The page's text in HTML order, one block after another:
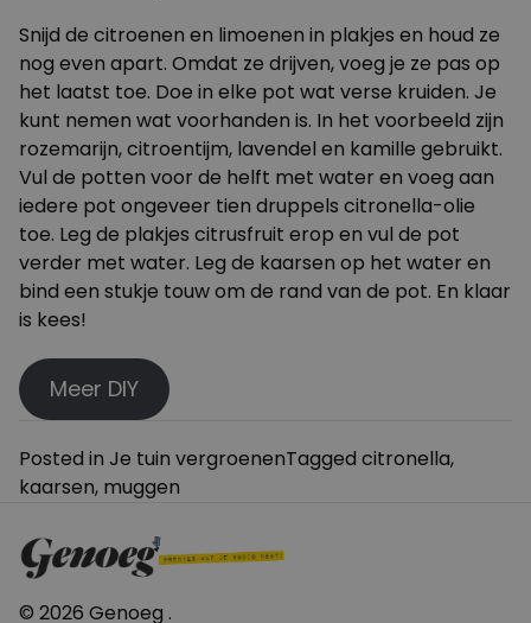
Snijd de citroenen en limoenen in plakjes en houd ze
nog even apart. Omdat ze drijven, voeg je ze pas op
het laatst toe. Doe in elke pot wat verse kruiden. Je
kunt nemen wat voorhanden is. In het voorbeeld zijn
rozemarijn, citroentijm, lavendel en kamille gebruikt.
Vul de potten voor de helft met water en voeg aan
iedere pot ongeveer tien druppels citronella-olie
toe. Leg de plakjes citrusfruit erop en vul de pot
verder met water. Leg de kaarsen op het water en
bind een stukje touw om de rand van de pot. En klaar
is kees!
Meer DIY
Posted in Je tuin vergroenenTagged citronella,
kaarsen, muggen
© 2026 Genoeg .